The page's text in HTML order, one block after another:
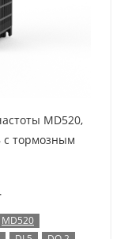
MD520,
с тормозным
MD520